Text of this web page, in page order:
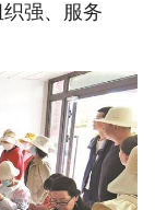
强、服务